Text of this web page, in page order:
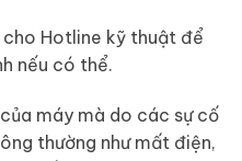
Hotline kỹ thuật để
nếu có thể.
máy mà do các sự cố
thường như mất điện,